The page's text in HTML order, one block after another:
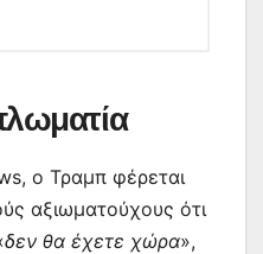
ο Τραμπ φέρεται
αξιωματούχους ότι
δεν θα έχετε χώρα»,